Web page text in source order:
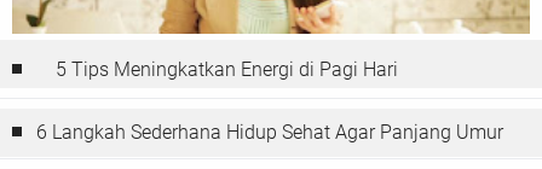
5 Tips Meningkatkan Energi di Pagi Hari
6 Langkah Sederhana Hidup Sehat Agar Panjang Umur